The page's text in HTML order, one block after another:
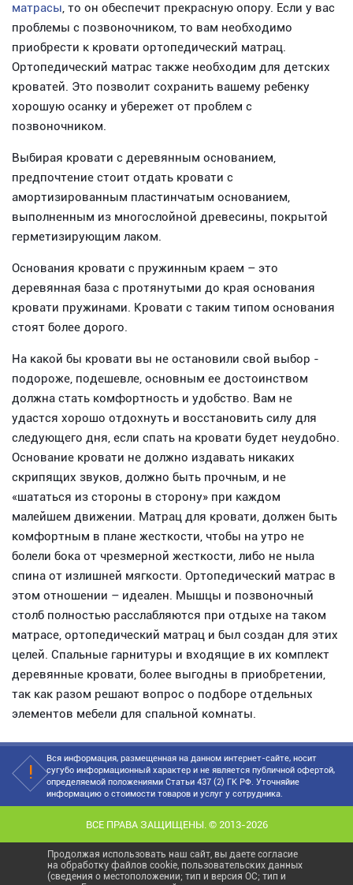
матраcы, то он обеспечит прекрасную опору. Если у вас
проблемы с позвоночником, то вам необходимо
приобрести к кровати ортопедический матрац.
Ортопедический матрас также необходим для детских
кроватей. Это позволит сохранить вашему ребенку
хорошую осанку и убережет от проблем с
позвоночником.
Выбирая кровати с деревянным основанием,
предпочтение стоит отдать кровати с
амортизированным пластинчатым основанием,
выполненным из многослойной древесины, покрытой
герметизирующим лаком.
Основания кровати с пружинным краем – это
деревянная база с протянутыми до края основания
кровати пружинами. Кровати с таким типом основания
стоят более дорого.
На какой бы кровати вы не остановили свой выбор -
подороже, подешевле, основным ее достоинством
должна стать комфортность и удобство. Вам не
удастся хорошо отдохнуть и восстановить силу для
следующего дня, если спать на кровати будет неудобно.
Основание кровати не должно издавать никаких
скрипящих звуков, должно быть прочным, и не
«шататься из стороны в сторону» при каждом
малейшем движении. Матрац для кровати, должен быть
комфортным в плане жесткости, чтобы на утро не
болели бока от чрезмерной жесткости, либо не ныла
спина от излишней мягкости. Ортопедический матрас в
этом отношении – идеален. Мышцы и позвоночный
столб полностью расслабляются при отдыхе на таком
матрасе, ортопедический матрац и был создан для этих
целей. Спальные гарнитуры и входящие в их комплект
деревянные кровати, более выгодны в приобретении,
так как разом решают вопрос о подборе отдельных
элементов мебели для спальной комнаты.
Вся информация, размещенная на данном интернет-сайте, носит
сугубо информационный характер и не является публичной офертой,
определяемой положениями Статьи 437 (2) ГК РФ. Уточняйие
информацию о стоимости товаров и услуг у сотрудника.
ВСЕ ПРАВА ЗАЩИЩЕНЫ. © 2013-2026
Продолжая использовать наш сайт, вы даете согласие
на обработку файлов cookie, пользовательских данных
(сведения о местоположении; тип и версия ОС; тип и